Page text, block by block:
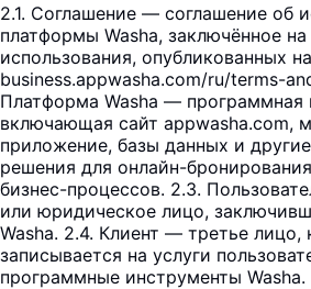
2.1. Соглашение — соглашение об
платформы Washa, заключённое
использования, опубликованных
business.appwasha.com/ru/terms-
Платформа Washa — программная
включающая сайт appwasha.com,
приложение, базы данных и
решения для онлайн-
бизнес-процессов. 2.3.
или юридическое лицо,
Washa. 2.4. Клиент — третье лицо,
записывается на услуги
программные инструменты Washa.